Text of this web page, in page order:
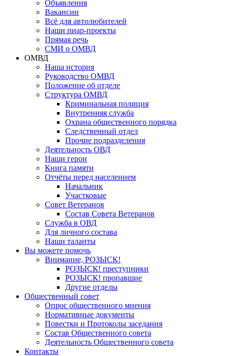
Объявления
Вакансии
Всё для автолюбителей
Наши пиар-проекты
Прямая речь
СМИ о ОМВД
ОМВД
Наша история
Руководство ОМВД
Положение об отделе
Структура ОМВД
Криминальная полиция
Внутренняя служба
Охрана общественного порядка
Следственный отдел
Прочие подразделения
Деятельность ОВД
Наши герои
Книга памяти
Отчёты перед населением
Начальник
Участковые
Совет Ветеранов
Состав Совета Ветеранов
Служба в ОВД
Для личного состава
Наши таланты
Вы можете помочь
Внимание, РОЗЫСК!
РОЗЫСК! преступники
РОЗЫСК! пропавшие
Другие отделы
Общественный совет
Опрос общественного мнения
Нормативные документы
Повестки и Протоколы заседания
Состав Общественного совета
Деятельность Общественного совета
Контакты